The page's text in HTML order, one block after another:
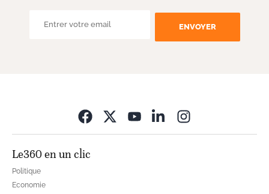
ENVOYER
Le360 en un clic
Politique
Economie